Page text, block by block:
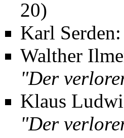
20)
Karl Serden:
Walther
"Der
Klaus
"Der